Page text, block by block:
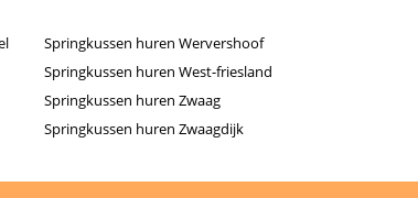
Springkussen huren Wervershoof
Springkussen huren West-friesland
Springkussen huren Zwaag